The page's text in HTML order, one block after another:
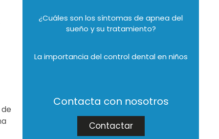
¿Cuáles son los síntomas de apnea del
sueño y su tratamiento?
La importancia del control dental en niños
Contacta con nosotros
Contactar